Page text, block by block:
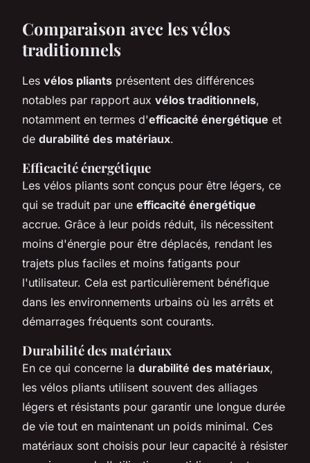
Comparaison avec les vélos
traditionnels
Les vélos pliants présentent des différences
notables par rapport aux vélos traditionnels,
notamment en termes d'efficacité énergétique et
de durabilité des matériaux.
Efficacité énergétique
Les vélos pliants sont conçus pour être légers, ce
qui se traduit par une efficacité énergétique
accrue. Grâce à leur poids réduit, ils nécessitent
moins d'énergie pour être déplacés, rendant les
trajets plus faciles et moins fatigants pour
l'utilisateur. Cela est particulièrement bénéfique
dans les environnements urbains où les arrêts et
démarrages fréquents sont courants.
Durabilité des matériaux
En ce qui concerne la durabilité des matériaux,
les vélos pliants utilisent souvent des alliages
légers et résistants pour garantir une longue durée
de vie tout en maintenant un poids minimal. Ces
matériaux sont choisis pour leur capacité à résister